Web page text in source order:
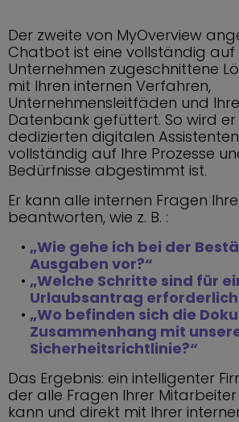
Der zweite von MyOverview
Chatbot ist eine vollständig auf
Unternehmen zugeschnittene
mit Ihren internen Verfahren,
Unternehmensleitfäden und
Datenbank gefüttert. So wird er
dedizierten digitalen
vollständig auf Ihre Prozesse
Bedürfnisse abgestimmt ist.
Er kann alle internen Fragen
beantworten, wie z. B. :
„Wie gehe ich bei der
Ausgaben vor?“
„Welche Schritte sind für
Urlaubsantrag
„Wo befinden sich die
Zusammenhang mit
Sicherheitsrichtlinie?“
Das Ergebnis: ein intelligenter
der alle Fragen Ihrer
kann und direkt mit Ihrer